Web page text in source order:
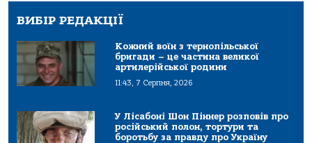
ВИБІР РЕДАКЦІЇ
Кожний воїн з тернопільської
бригади – це частина великої
артилерійської родини
11:43, 7 Серпня, 2026
У Лісабоні Шон Піннер розповів про
російський полон, тортури та
боротьбу за правду про Україну